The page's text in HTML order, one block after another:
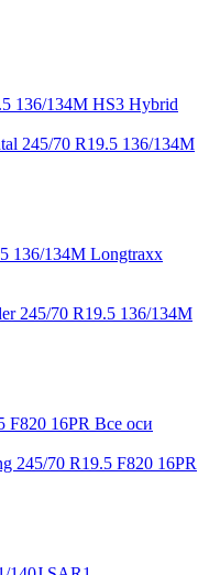
245/70 R19.5 136/134M
245/70 R19.5 136/134M
245/70 R19.5 F820 16PR